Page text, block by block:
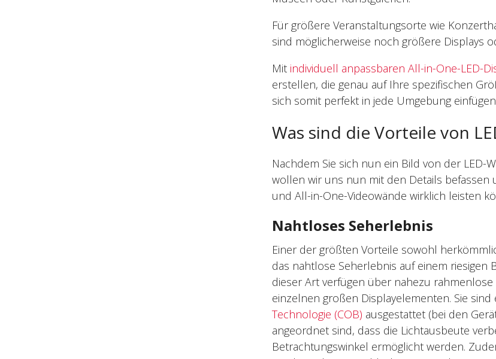
Für größere Veranstaltungsorte wie
sind möglicherweise noch größere Displays
Mit individuell anpassbaren All-in-One-LED-
erstellen, die genau auf Ihre spezifischen
sich somit perfekt in jede Umgebung
Was sind die Vorteile von
Nachdem Sie sich nun ein Bild von der LED-
wollen wir uns nun mit den Details
und All-in-One-Videowände wirklich leisten
Nahtloses Seherlebnis
Einer der größten Vorteile sowohl
das nahtlose Seherlebnis auf einem riesigen
dieser Art verfügen über nahezu
einzelnen großen Displayelementen. Sie
Technologie (COB) ausgestattet (bei den
angeordnet sind, dass die Lichtausbeute
Betrachtungswinkel ermöglicht werden.